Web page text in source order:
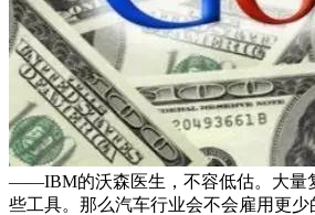
——IBM的沃森医生，不容低估。大量
些工具。那么汽车行业会不会雇用更